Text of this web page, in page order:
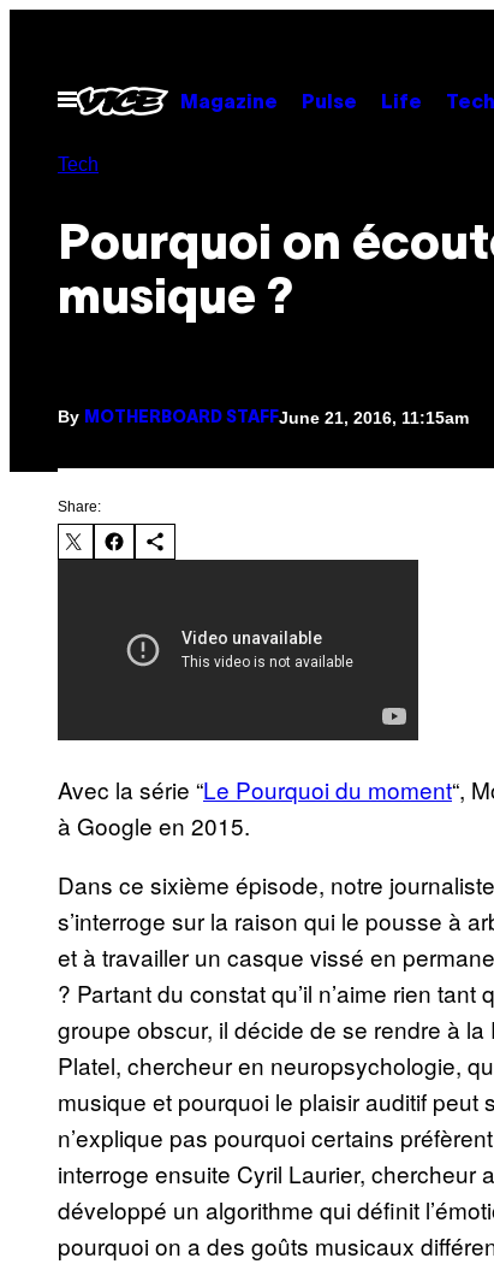
contentOpen
Menu
Magazine Pulse Life Tech
Tech
Pourquoi on
musique ?
By MOTHERBOARD STAFFJune 21, 2016, 11:15am
Share:
Avec la série “Le Pourquoi du moment“,
à Google en 2015.
Dans ce sixième épisode, notre
s’interroge sur la raison qui le pousse à
et à travailler un casque vissé en
? Partant du constat qu’il n’aime rien
groupe obscur, il décide de se rendre à
Platel, chercheur en neuropsychologie,
musique et pourquoi le plaisir auditif peut
n’explique pas pourquoi certains
interroge ensuite Cyril Laurier, chercheur
développé un algorithme qui définit
pourquoi on a des goûts musicaux